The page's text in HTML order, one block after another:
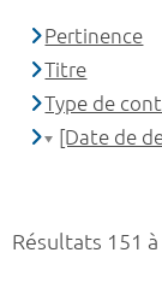
Résultats 151
Pertinence
Titre
Type de
[Date de